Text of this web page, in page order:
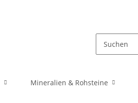
Mineralien & Rohsteine